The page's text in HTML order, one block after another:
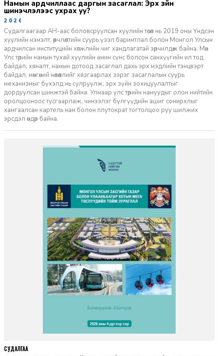
Намын ардчиллаас даргын засаглал: Эрх зүйн
шинэчлэлээс ухрах уу?
2026-07-08
Судалгаагаар АН-аас боловсруулсан хуулийн төсөл нь 2019 оны Үндсэн
хуулийн нэмэлт, өөрчлөлтийн суурь үзэл баримтлал болон Монгол Улсын
ардчилсан институцийн хөгжлийн чиг хандлагатай зөрчилдөж байна. Мөн
Улс төрийн намын тухай хуулийн амин сүнс болсон санхүүгийн ил тод
байдал, хяналт, намын дотоод засаглал дахь эрх мэдлийн тэнцвэрт
байдал, мөнгөний нөлөөллийг хязгаарлах зэрэг засаглалын суурь
механизмыг бүхэлд нь сулруулж, эрх зүйн зохицуулалтыг
дордуулсан шинжтэй байна. Улмаар улс төрийн намуудыг олон нийтийн
оролцооноос тусгаарлаж, чинээлэг бүлгүүдийн ашиг сонирхлыг
хамгаалсан картель нам болон плутократ тогтолцоо руу шилжих
эрсдэл өндөр байна.
СУДАЛГАА